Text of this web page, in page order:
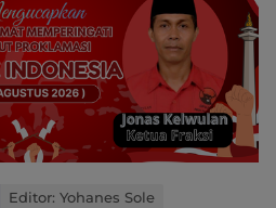
Editor: Yohanes Sole